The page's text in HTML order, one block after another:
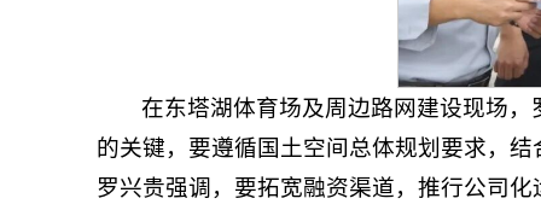
在东塔湖体育场及周边路网建设现场
的关键，要遵循国土空间总体规划要求，
罗兴贵强调，要拓宽融资渠道，推行公司